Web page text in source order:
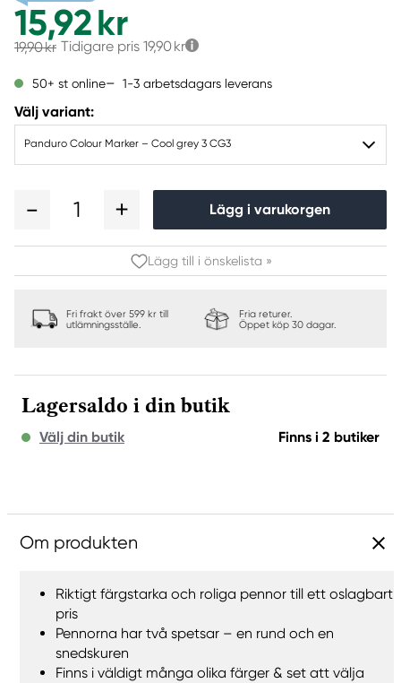
15,92 kr
19,90 kr Tidigare pris 19,90 kr
50+ st online 1-3 arbetsdagars leverans
Välj variant:
Panduro Colour Marker – Cool grey 3 CG3
1 Lägg i varukorgen
Lägg till i önskelista »
Fri frakt över 599 kr till
utlämningsställe.
Fria returer.
Öppet köp 30 dagar.
Lagersaldo i din butik
Välj din butik Finns i 2 butiker
Om produkten
Riktigt färgstarka och roliga pennor till ett oslagbart
pris
Pennorna har två spetsar – en rund och en
snedskuren
Finns i väldigt många olika färger & set att välja